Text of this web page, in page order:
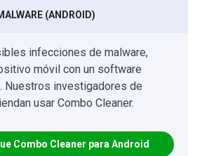
(ANDROID)
infecciones de malware,
móvil con un software
Nuestros investigadores de
usar Combo Cleaner.
Combo Cleaner para Android